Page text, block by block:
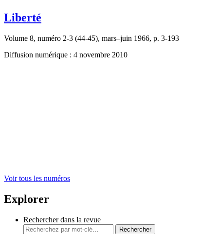
Liberté
Volume 8, numéro 2-3 (44-45), mars–juin 1966, p. 3-193
Diffusion numérique : 4 novembre 2010
Voir tous les numéros
Explorer
Rechercher dans la revue
Rechercher